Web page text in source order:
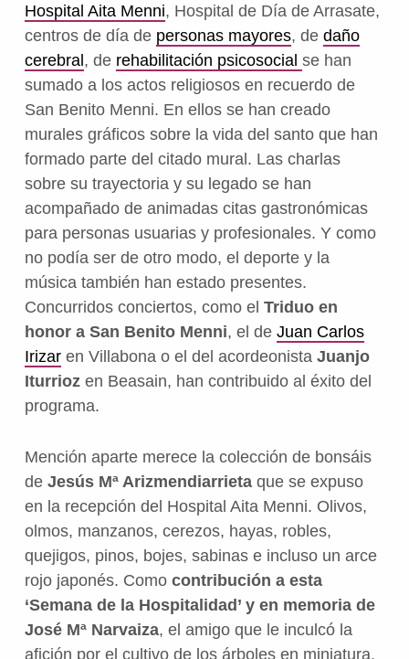
Hospital Aita Menni, Hospital de Día de Arrasate,
centros de día de personas mayores, de daño
cerebral, de rehabilitación psicosocial se han
sumado a los actos religiosos en recuerdo de
San Benito Menni. En ellos se han creado
murales gráficos sobre la vida del santo que han
formado parte del citado mural. Las charlas
sobre su trayectoria y su legado se han
acompañado de animadas citas gastronómicas
para personas usuarias y profesionales. Y como
no podía ser de otro modo, el deporte y la
música también han estado presentes.
Concurridos conciertos, como el Triduo en
honor a San Benito Menni, el de Juan Carlos
Irizaren Villabona o el del acordeonista Juanjo
Iturriozen Beasain, han contribuido al éxito del
programa.
Mención aparte merece la colección de bonsáis
de Jesús Mª Arizmendiarrieta que se expuso
en la recepción del Hospital Aita Menni. Olivos,
olmos, manzanos, cerezos, hayas, robles,
quejigos, pinos, bojes, sabinas e incluso un arce
rojo japonés. Como contribución a esta
‘Semana de la Hospitalidad’ y en memoria de
José Mª Narvaiza, el amigo que le inculcó la
afición por el cultivo de los árboles en miniatura,